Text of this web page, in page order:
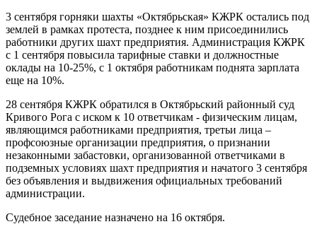
3 сентября горняки шахты «Октябрьская» КЖРК остались под
землей в рамках протеста, позднее к ним присоединились
работники других шахт предприятия. Администрация КЖРК
с 1 сентября повысила тарифные ставки и должностные
оклады на 10-25%, с 1 октября работникам поднята зарплата
еще на 10%.
28 сентября КЖРК обратился в Октябрьский районный суд
Кривого Рога с иском к 10 ответчикам - физическим лицам,
являющимся работниками предприятия, третьи лица –
профсоюзные организации предприятия, о признании
незаконными забастовки, организованной ответчиками в
подземных условиях шахт предприятия и начатого 3 сентября
без объявления и выдвижения официальных требований
администрации.
Судебное заседание назначено на 16 октября.